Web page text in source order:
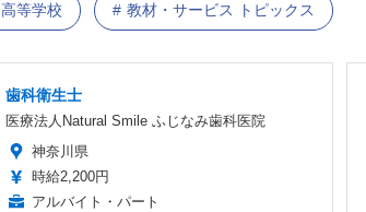
高等学校 教材・サービス トピックス
歯科衛生士
医療法人Natural Smile ふじなみ歯科医院
神奈川県
時給2,200円
アルバイト・パート